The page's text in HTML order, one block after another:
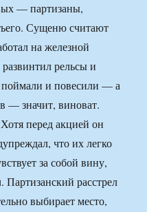
— партизаны,
Сущеню считают
на железной
рельсы и
поймали и повесили — а
— значит, виноват.
перед акцией он
что их легко
за собой вину,
Партизанский расстрел
выбирает место,